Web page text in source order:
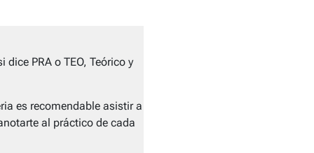
PRA o TEO, Teórico y
es recomendable asistir a
al práctico de cada